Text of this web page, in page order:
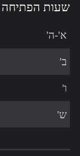
שעות הפתיחה
א'-ה'
ב'
ו'
ש'